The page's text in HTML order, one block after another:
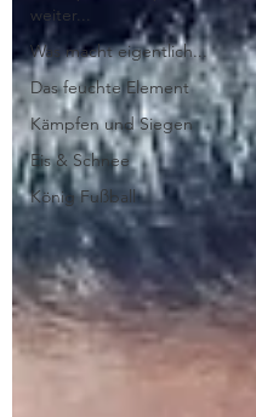
weiter...
Was macht eigentlich...
Das feuchte Element
Kämpfen und Siegen
Eis & Schnee
König Fußball